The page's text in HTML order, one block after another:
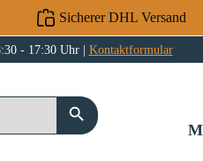
Sicherer DHL Versand
- 17:30 Uhr | Kontaktformular